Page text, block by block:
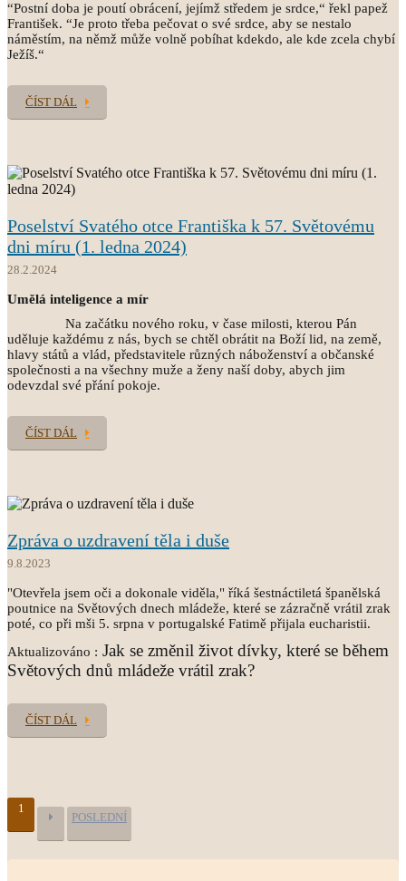
“Postní doba je poutí obrácení, jejímž středem je srdce,“ řekl papež
František. “Je proto třeba pečovat o své srdce, aby se nestalo
náměstím, na němž může volně pobíhat kdekdo, ale kde zcela chybí
Ježíš.“
ČÍST DÁL
Poselství Svatého otce Františka k 57. Světovému
dni míru (1. ledna 2024)
28.2.2024
Umělá inteligence a mír
Na začátku nového roku, v čase milosti, kterou Pán
uděluje každému z nás, bych se chtěl obrátit na Boží lid, na země,
hlavy států a vlád, představitele různých náboženství a občanské
společnosti a na všechny muže a ženy naší doby, abych jim
odevzdal své přání pokoje.
ČÍST DÁL
Zpráva o uzdravení těla i duše
9.8.2023
"Otevřela jsem oči a dokonale viděla," říká šestnáctiletá španělská
poutnice na Světových dnech mládeže, které se zázračně vrátil zrak
poté, co při mši 5. srpna v portugalské Fatimě přijala eucharistii.
Aktualizováno : Jak se změnil život dívky, které se během
Světových dnů mládeže vrátil zrak?
ČÍST DÁL
1
POSLEDNÍ